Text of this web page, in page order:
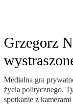
Grzegorz
Medialna gra
życia politycznego.
spotkanie z